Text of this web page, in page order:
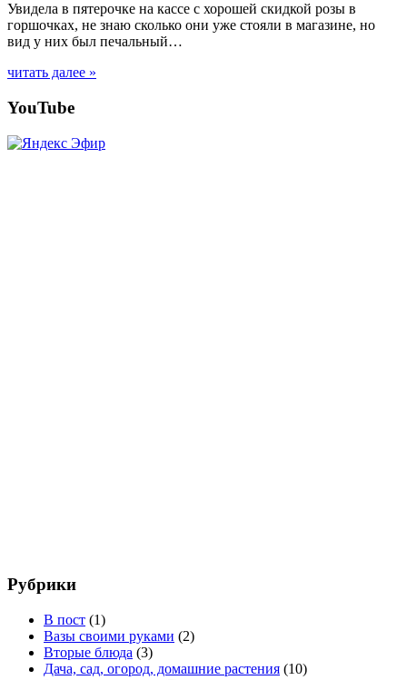
Увидела в пятерочке на кассе с хорошей скидкой розы в
горшочках, не знаю сколько они уже стояли в магазине, но
вид у них был печальный…
читать далее »
Posts
YouTube
Рубрики
В пост (1)
Вазы своими руками (2)
Вторые блюда (3)
Дача, сад, огород, домашние растения (10)